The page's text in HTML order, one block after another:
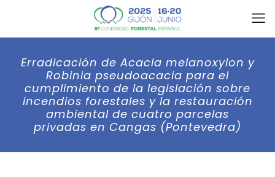
Erradicación de Acacia melanoxylon y
Robinia pseudoacacia para el
cumplimiento de la legislación sobre
incendios forestales y la restauración
ambiental de cuatro parcelas
privadas en Cangas (Pontevedra)